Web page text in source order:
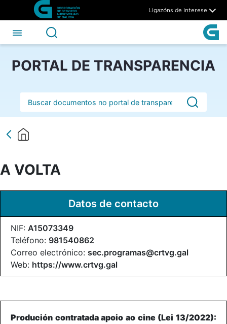
Skip to Main Content
A VOLTA - CSAG Ligazóns de interese
PORTAL DE TRANSPARENCIA
Barra de busca
A VOLTA
Datos de contacto
NIF: A15073349
Teléfono: 981540862
Correo electrónico: sec.programas@crtvg.gal
Web: https://www.crtvg.gal
Produción contratada apoio ao cine (Lei 13/2022):